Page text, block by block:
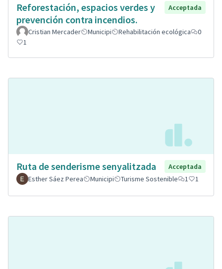
Reforestación, espacios verdes y
prevención contra incendios.
Acceptada
Cristian Mercader Municipi Rehabilitación ecológica
0
1
Ruta de senderisme senyalitzada
Acceptada
Esther Sáez Perea
Municipi Turisme Sostenible 1 1